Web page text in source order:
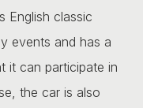
English classic
events and has a
it can participate in
the car is also